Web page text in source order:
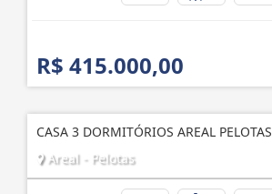
R$ 415.000,00
CASA 3 DORMITÓRIOS AREAL PELOTAS
Areal - Pelotas